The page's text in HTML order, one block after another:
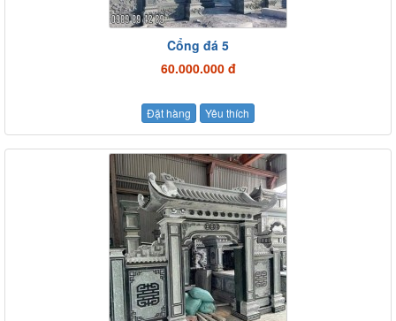
Cổng đá 5
60.000.000 đ
Đặt hàng Yêu thích